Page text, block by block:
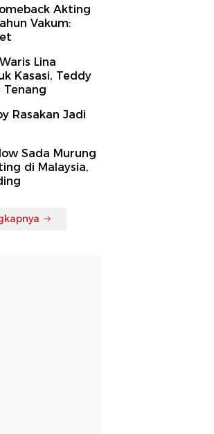
Akting
Vakum:
Lina
Kasasi, Teddy
Tenang
Rasakan Jadi
Sada Murung
di Malaysia,